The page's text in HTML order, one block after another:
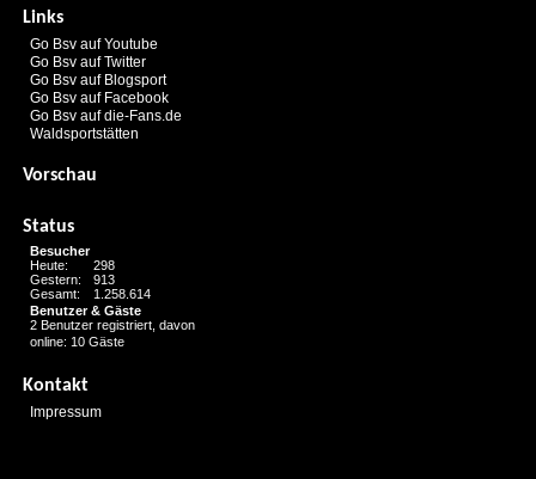
Links
Go Bsv auf Youtube
Go Bsv auf Twitter
Go Bsv auf Blogsport
Go Bsv auf Facebook
Go Bsv auf die-Fans.de
Waldsportstätten
Vorschau
Status
Besucher
Heute:
298
Gestern:
913
Gesamt:
1.258.614
Benutzer & Gäste
2 Benutzer registriert, davon
online: 10 Gäste
Kontakt
Impressum